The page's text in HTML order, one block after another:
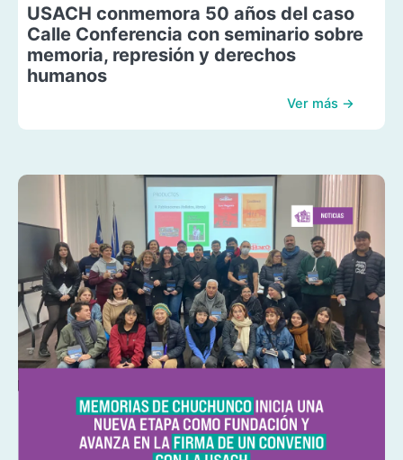
USACH conmemora 50 años del caso
Calle Conferencia con seminario sobre
memoria, represión y derechos
humanos
Ver más →